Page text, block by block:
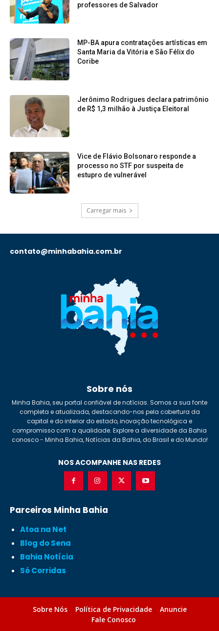
professores de Salvador
MP-BA apura contratações artísticas em
Santa Maria da Vitória e São Félix do
Coribe
Jerônimo Rodrigues declara patrimônio
de R$ 1,3 milhão à Justiça Eleitoral
Vice de Flávio Bolsonaro responde a
processo no STF por suspeita de
estupro de vulnerável
Carregar mais
contato@minhabahia.com.br
Sobre nós
Minha Bahia, seu portal confiável de notícias. Somos a sua fonte
completa e atualizada, destacando-nos pela cobertura da
capital e do interior do estado, inovação tecnológica e
compromisso com a qualidade. Explore a diversidade da Bahia
conosco - Minha Bahia, Notícias da Bahia, do Brasil e do Mundo!
NOS ACOMPANHE NAS REDES
Parceiros Minha Bahia
Atoa na Net
Blog do Sena
Bahia Notícia
Só Corridas
Sobre Nós Política de Privacidade
Anuncie
Fale Conosco